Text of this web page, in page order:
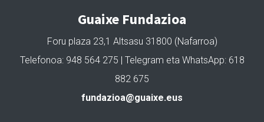
Guaixe Fundazioa
Foru plaza 23,1 Altsasu 31800 (Nafarroa)
Telefonoa: 948 564 275 | Telegram eta WhatsApp: 618
882 675
fundazioa@guaixe.eus